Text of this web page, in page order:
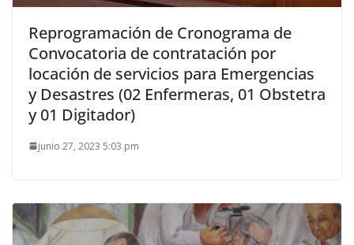
Reprogramación de Cronograma de
Convocatoria de contratación por
locación de servicios para Emergencias
y Desastres (02 Enfermeras, 01 Obstetra
y 01 Digitador)
junio 27, 2023 5:03 pm